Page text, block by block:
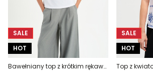
SALE
HOT
Bawełniany top z krótkim rękawem
SALE
HOT
Top z